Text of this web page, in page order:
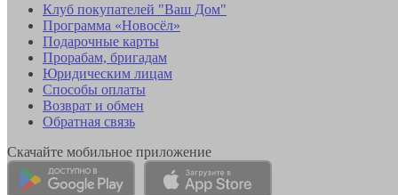
Клуб покупателей "Ваш Дом"
Программа «Новосёл»
Подарочные карты
Прорабам, бригадам
Юридическим лицам
Способы оплаты
Возврат и обмен
Обратная связь
Скачайте мобильное приложение